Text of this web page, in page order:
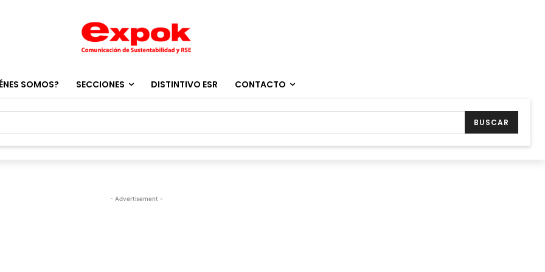
SOMOS? SECCIONES DISTINTIVO ESR CONTACTO
BUSCAR
- Advertisement -